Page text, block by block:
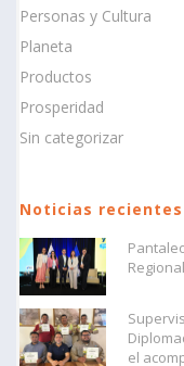
Personas y Cultura
Planeta
Productos
Prosperidad
Sin categorizar
Noticias recientes
el